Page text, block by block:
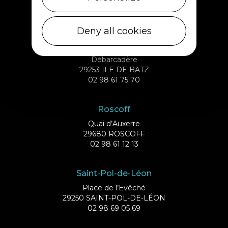
02 98 69 62 18
Ile de Batz
Débarcadère
29253 ILE DE BATZ
02 98 61 75 70
Roscoff
Quai d’Auxerre
29680 ROSCOFF
02 98 61 12 13
Saint-Pol-de-Léon
Place de l’Evêché
29250 SAINT-POL-DE-LÉON
02 98 69 05 69
Deny all cookies